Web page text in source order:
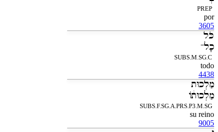
PREP
por
3605
כֹּל
כָל־
SUBS.M.SG.C
todo
4438
מַלְכוּת
מַלְכוּתֹ֔ו
SUBS.F.SG.A.PRS.P3.M.SG
su reino
9005